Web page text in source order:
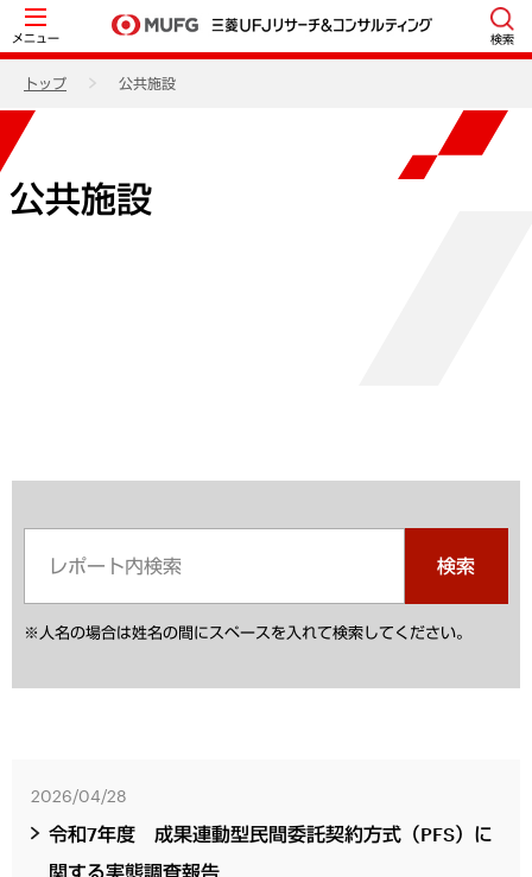
メニュー 検索
トップ 公共施設
公共施設
検索
※人名の場合は姓名の間にスペースを入れて検索してください。
2026/04/28
令和7年度 成果連動型民間委託契約方式（PFS）に
関する実態調査報告